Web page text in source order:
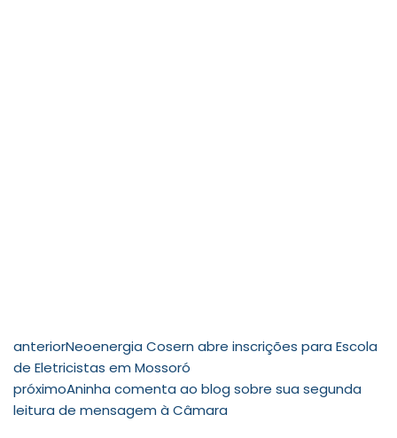
anteriorNeoenergia Cosern abre inscrições para Escola
de Eletricistas em Mossoró
próximoAninha comenta ao blog sobre sua segunda
leitura de mensagem à Câmara